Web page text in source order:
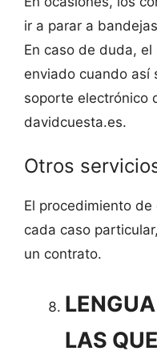
ir a parar a
En caso de duda,
enviado cuando así
soporte electrónico
davidcuesta.es.
Otros
El procedimiento
cada caso
un contrato.
LAS